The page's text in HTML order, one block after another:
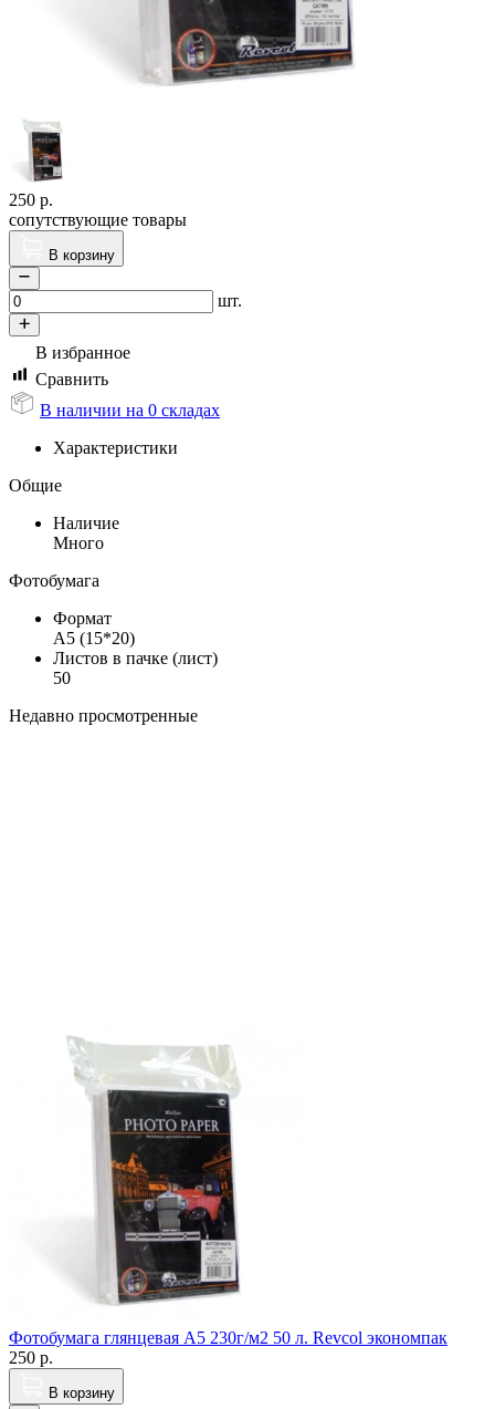
250 р.
сопутствующие товары
В корзину
шт.
В избранное
Сравнить
В наличии на 0 складах
Характеристики
Общие
Наличие
Много
Фотобумага
Формат
А5 (15*20)
Листов в пачке (лист)
50
Недавно просмотренные
Фотобумага глянцевая A5 230г/м2 50 л. Revcol экономпак
250 р.
В корзину